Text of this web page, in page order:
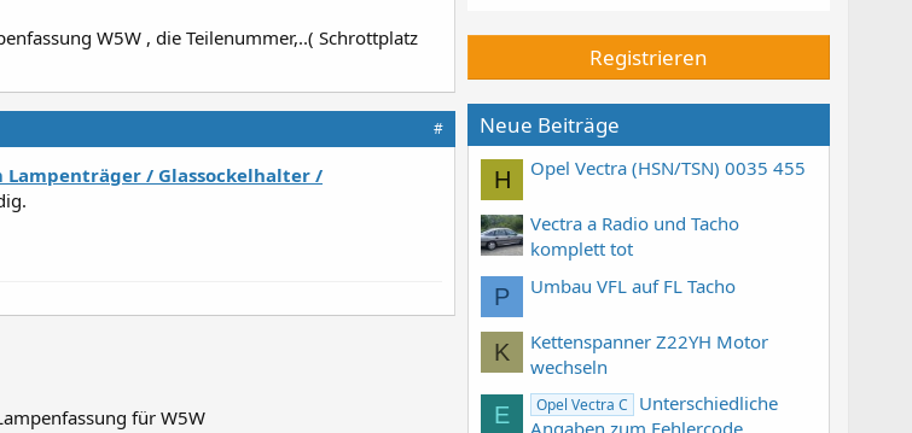
W5W , die Teilenummer,..( Schrottplatz
#
/ Glassockelhalter /
für W5W
Registrieren
Neue Beiträge
H Opel Vectra (HSN/TSN) 0035 455
Vectra a Radio und Tacho
komplett tot
P Umbau VFL auf FL Tacho
K
Kettenspanner Z22YH Motor
wechseln
E Opel Vectra C
Unterschiedliche
Angaben zum Fehlercode